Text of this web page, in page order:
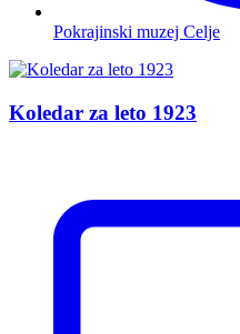
Pokrajinski muzej Celje
Koledar za leto 1923